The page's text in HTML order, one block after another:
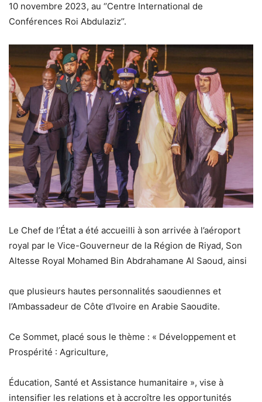
10 novembre 2023, au ‘’Centre International de
Conférences Roi Abdulaziz’’.
Le Chef de l’État a été accueilli à son arrivée à l’aéroport
royal par le Vice-Gouverneur de la Région de Riyad, Son
Altesse Royal Mohamed Bin Abdrahamane Al Saoud, ainsi
que plusieurs hautes personnalités saoudiennes et
l’Ambassadeur de Côte d’Ivoire en Arabie Saoudite.
Ce Sommet, placé sous le thème : « Développement et
Prospérité : Agriculture,
Éducation, Santé et Assistance humanitaire », vise à
intensifier les relations et à accroître les opportunités